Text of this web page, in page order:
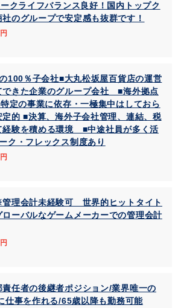
クライフバランス良好！国内トップク
のグループで安定感も抜群です！
100％子会社■大丸松坂屋百貨店の運営
できた企業のグループ会社 ■海外拠点
定の事業に依存・一極集中はしておら
的 ■決算、海外子会社管理、連結、税
経験を積める環境 ■中途社員が多く活
・フレックス制度あり
管理会計未経験可 世界的ヒットタイト
ーバルなゲームメーカーでの管理会計
責任者の後継者ポジション/業界唯一の
仕事を作れる/65歳以降も勤務可能